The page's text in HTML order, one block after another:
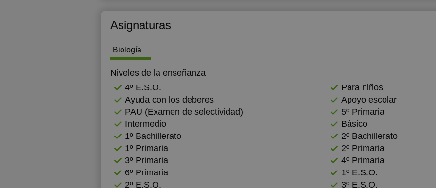
Asignaturas
Biología
Niveles de la enseñanza
4º E.S.O.
Para niños
Ayuda con los deberes
Apoyo escolar
PAU (Examen de selectividad)
5º Primaria
Intermedio
Básico
1º Bachillerato
2º Bachillerato
1º Primaria
2º Primaria
3º Primaria
4º Primaria
6º Primaria
1º E.S.O.
2º E.S.O.
3º E.S.O.
13:00
14:00
14:30
15:00
15:30